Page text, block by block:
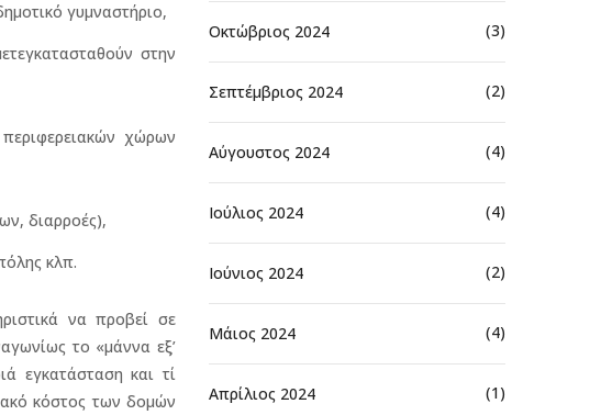
γυμναστήριο,
στην
χώρων
διαρροές),
κλπ.
να προβεί σε
το «μάννα εξ’
εγκατάσταση και τί
κόστος των δομών
Οκτώβριος 2024 (3)
Σεπτέμβριος 2024 (2)
Αύγουστος 2024 (4)
Ιούλιος 2024 (4)
Ιούνιος 2024 (2)
Μάιος 2024 (4)
Απρίλιος 2024 (1)